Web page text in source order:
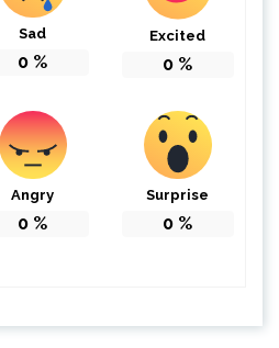
Sad
0 %
Excited
0 %
Angry
0 %
Surprise
0 %